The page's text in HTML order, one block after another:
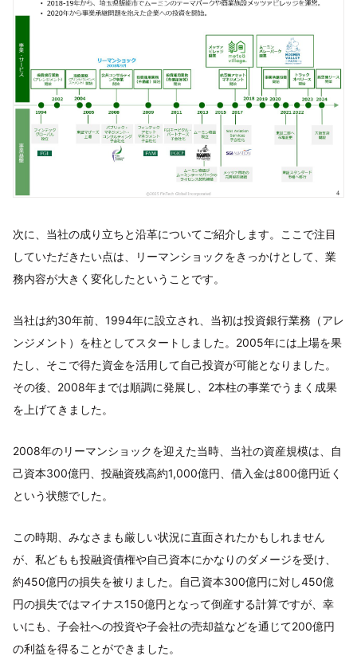
次に、当社の成り立ちと沿革についてご紹介します。ここで注目
していただきたい点は、リーマンショックをきっかけとして、業
務内容が大きく変化したということです。
当社は約30年前、1994年に設立され、当初は投資銀行業務（アレ
ンジメント）を柱としてスタートしました。2005年には上場を果
たし、そこで得た資金を活用して自己投資が可能となりました。
その後、2008年までは順調に発展し、2本柱の事業でうまく成果
を上げてきました。
2008年のリーマンショックを迎えた当時、当社の資産規模は、自
己資本300億円、投融資残高約1,000億円、借入金は800億円近く
という状態でした。
この時期、みなさまも厳しい状況に直面されたかもしれません
が、私どもも投融資債権や自己資本にかなりのダメージを受け、
約450億円の損失を被りました。自己資本300億円に対し450億
円の損失ではマイナス150億円となって倒産する計算ですが、幸
いにも、子会社への投資や子会社の売却益などを通じて200億円
の利益を得ることができました。